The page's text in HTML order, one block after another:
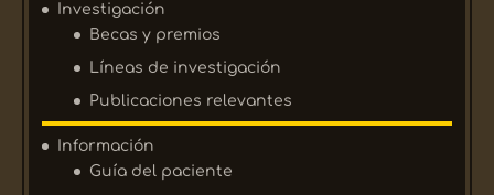
Investigación
Becas y premios
Líneas de investigación
Publicaciones relevantes
Información
Guía del paciente